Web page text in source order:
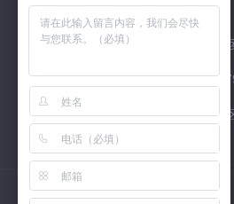
联系QQ：526252952
联系邮箱：
联系电话：
联系地址：长沙市 高新